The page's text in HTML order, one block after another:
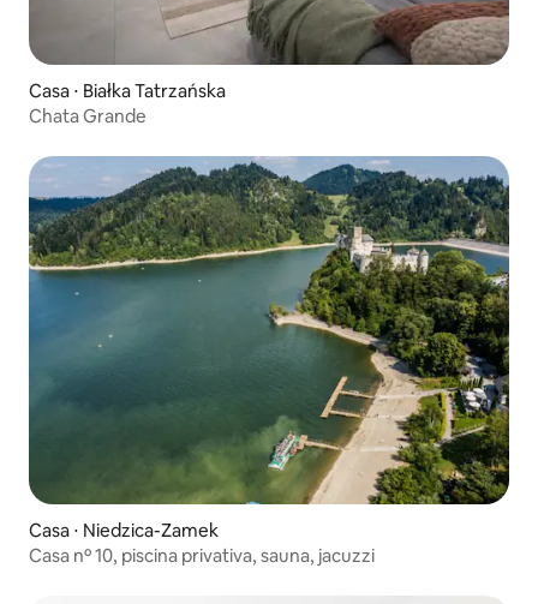
Casa ⋅ Białka Tatrzańska
Chata Grande
Casa ⋅ Niedzica-Zamek
Casa nº 10, piscina privativa, sauna, jacuzzi